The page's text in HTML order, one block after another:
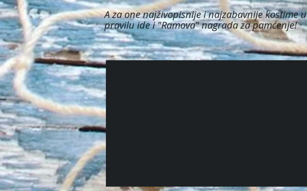
A za one najživopisnije i najzabavnije kostime u
pravilu ide i "Ramova" nagrada za pamćenje!